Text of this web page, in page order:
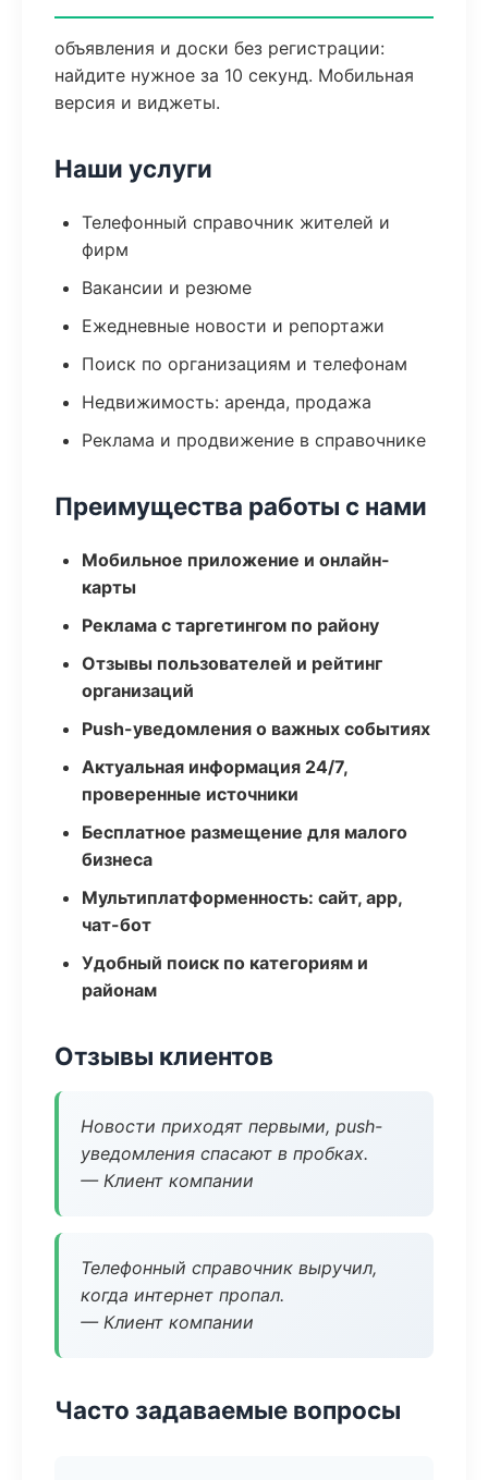
объявления и доски без регистрации:
найдите нужное за 10 секунд. Мобильная
версия и виджеты.
Наши услуги
Телефонный справочник жителей и
фирм
Вакансии и резюме
Ежедневные новости и репортажи
Поиск по организациям и телефонам
Недвижимость: аренда, продажа
Реклама и продвижение в справочнике
Преимущества работы с нами
Мобильное приложение и онлайн-
карты
Реклама с таргетингом по району
Отзывы пользователей и рейтинг
организаций
Push-уведомления о важных событиях
Актуальная информация 24/7,
проверенные источники
Бесплатное размещение для малого
бизнеса
Мультиплатформенность: сайт, app,
чат-бот
Удобный поиск по категориям и
районам
Отзывы клиентов
Новости приходят первыми, push-
уведомления спасают в пробках.
— Клиент компании
Телефонный справочник выручил,
когда интернет пропал.
— Клиент компании
Часто задаваемые вопросы